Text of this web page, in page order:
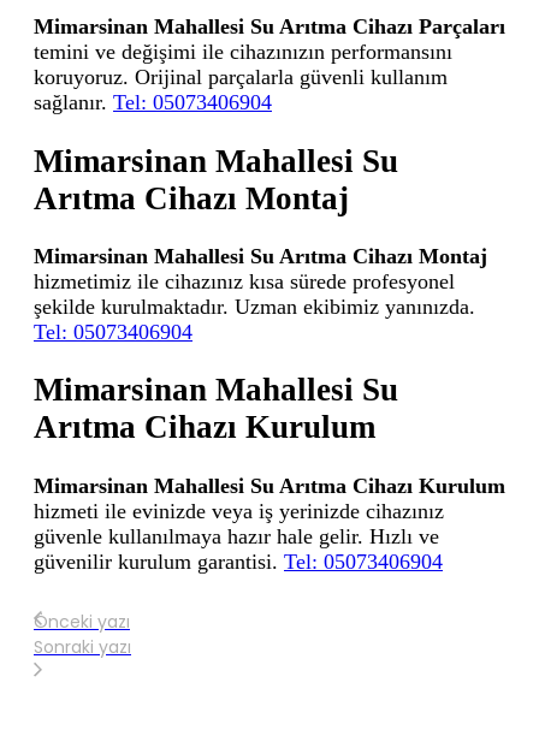
Mimarsinan Mahallesi Su Arıtma Cihazı Parçaları
temini ve değişimi ile cihazınızın performansını
koruyoruz. Orijinal parçalarla güvenli kullanım
sağlanır. Tel: 05073406904
Mimarsinan Mahallesi Su
Arıtma Cihazı Montaj
Mimarsinan Mahallesi Su Arıtma Cihazı Montaj
hizmetimiz ile cihazınız kısa sürede profesyonel
şekilde kurulmaktadır. Uzman ekibimiz yanınızda.
Tel: 05073406904
Mimarsinan Mahallesi Su
Arıtma Cihazı Kurulum
Mimarsinan Mahallesi Su Arıtma Cihazı Kurulum
hizmeti ile evinizde veya iş yerinizde cihazınız
güvenle kullanılmaya hazır hale gelir. Hızlı ve
güvenilir kurulum garantisi. Tel: 05073406904
Önceki yazı
Sonraki yazı